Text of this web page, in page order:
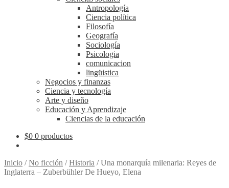
Antropología
Ciencia política
Filosofía
Geografía
Sociología
Psicologia
comunicacion
lingüistica
Negocios y finanzas
Ciencia y tecnología
Arte y diseño
Educación y Aprendizaje
Ciencias de la educación
$0 0 productos
Inicio /No ficción /Historia /Una monarquía milenaria: Reyes de
Inglaterra – Zuberbühler De Hueyo, Elena